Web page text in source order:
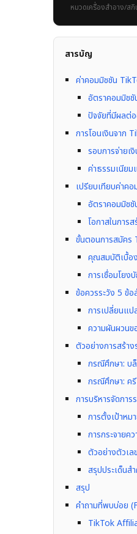
หมวดเครื่องสำอาง/ส
สารบัญ
ค่าคอมมิชชัน
อัตราคอมมิช
ปัจจัยที่มีผลต่
การโอนเงินจาก
รอบการจ่าย
ค่าธรรมเนียม
เปรียบเทียบค่าค
อัตราคอมมิช
โอกาสในกา
ขั้นตอนการสมัคร
คุณสมบัติเบื้อ
การเชื่อมโยง
ข้อควรระวัง 5 ข้
การเปลี่ยนแ
ความผันผวนข
ตัวอย่างการสร้า
กรณีศึกษา: บล็
กรณีศึกษา: ครี
การบริหารจัดกา
การตั้งเป้าหม
การกระจายค
ตัวอย่างตัวเล
สรุปประเด็นส
สรุป
คำถามที่พบบ่อย
TikTok